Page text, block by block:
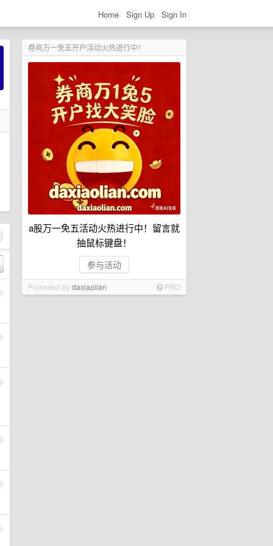
Home Sign Up Sign In
券商万一免五开户活动火热进行中！
a股万一免五活动火热进行中！留言就
抽鼠标键盘！
参与活动
Promoted bydaxiaolian PRO